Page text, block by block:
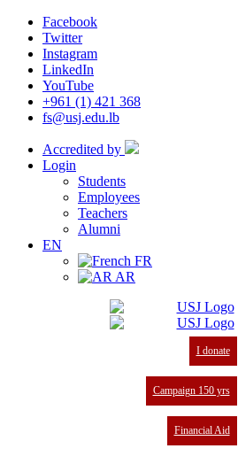
Facebook
Twitter
Instagram
LinkedIn
YouTube
+961 (1) 421 368
fs@usj.edu.lb
Accredited by
Login
Students
Employees
Teachers
Alumni
EN
FR
AR
I donate
Campaign 150 yrs
Financial Aid